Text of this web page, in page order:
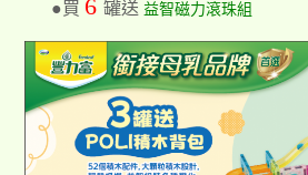
●買 6罐送益智磁力滾珠組